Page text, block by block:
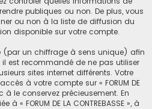
publiques ou non. De plus, vous
ou non à la liste de diffusion du
disponible sur votre compte.
(par un chiffrage à sens unique) afin
il est recommandé de ne pas utiliser
sites internet différents. Votre
à votre compte sur « FORUM DE
à le conservez précieusement. En
« FORUM DE LA CONTREBASSE », à